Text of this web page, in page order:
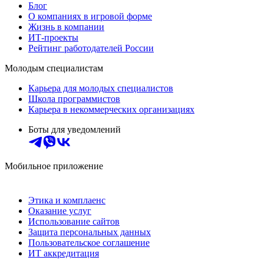
Блог
О компаниях в игровой форме
Жизнь в компании
ИТ-проекты
Рейтинг работодателей России
Молодым специалистам
Карьера для молодых специалистов
Школа программистов
Карьера в некоммерческих организациях
Боты для уведомлений
Мобильное приложение
Этика и комплаенс
Оказание услуг
Использование сайтов
Защита персональных данных
Пользовательское соглашение
ИТ аккредитация